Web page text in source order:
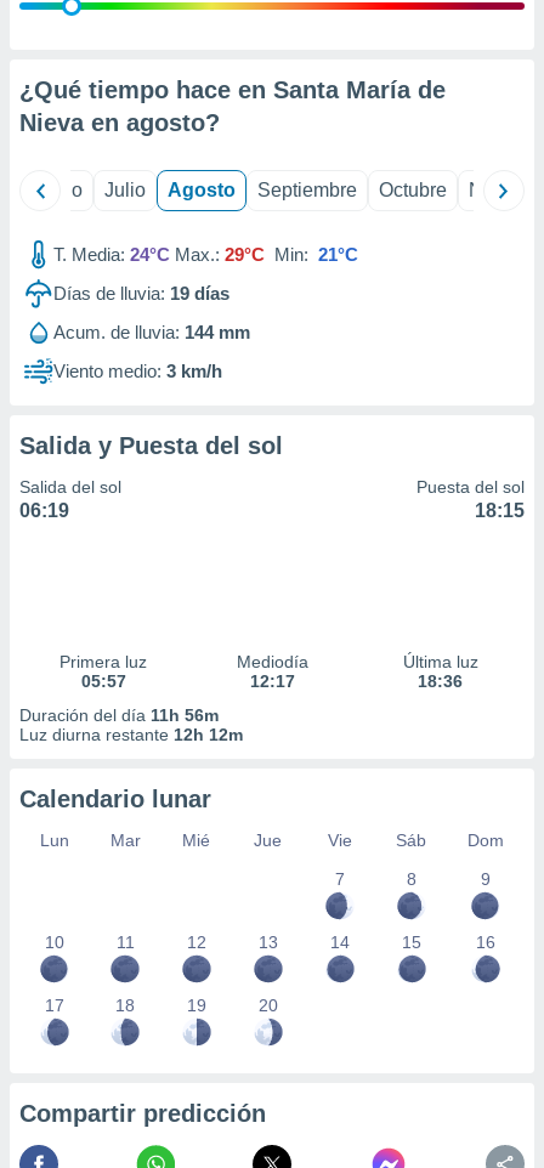
e
mediante
publicidad
de
1199
¿Qué tiempo hace en Santa María de
Nieva en agosto?
Junio Julio Agosto Septiembre Octubre
T. Media: 24°C Max.: 29°C Min: 21°C
Días de lluvia: 19 días
Acum. de lluvia: 144 mm
Viento medio: 3 km/h
Salida y Puesta del sol
Salida del sol
06:19
Puesta del sol
18:15
Primera luz
05:57
Mediodía
12:17
Última luz
18:36
Duración del día 11h 56m
Luz diurna restante 12h 12m
Calendario lunar
Lun Mar Mié Jue Vie Sáb
Dom
7
8 9
10 11 12 13 14 15 16
17 18 19 20
Compartir predicción